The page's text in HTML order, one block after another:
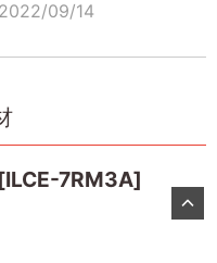
2022/09/14
7RM3A]